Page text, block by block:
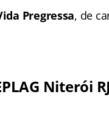
Pregressa, de
Niterói